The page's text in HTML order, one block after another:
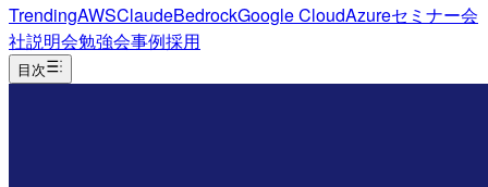
TrendingAWSClaudeBedrockGoogle CloudAzureセミナー会
社説明会勉強会事例採用
目次